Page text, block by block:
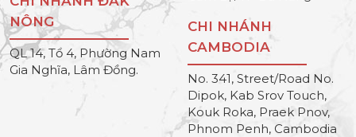
NÔNG
QL 14, Tổ 4, Phường Nam
Gia Nghĩa, Lâm Đồng.
CHI NHÁNH
CAMBODIA
No. 341, Street/Road No.
Dipok, Kab Srov Touch,
Kouk Roka, Praek Pnov,
Phnom Penh, Cambodia